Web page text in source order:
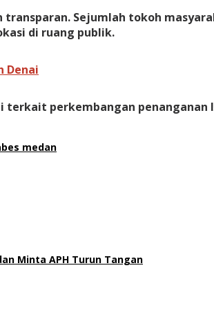
Sejumlah tokoh
di ruang publik.
Denai
perkembangan penanganan
medan
Minta APH Turun Tangan